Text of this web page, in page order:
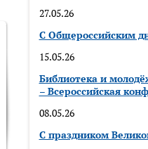
27.05.26
С Общероссийским
15.05.26
Библиотека и
– Всероссийская
08.05.26
С праздником